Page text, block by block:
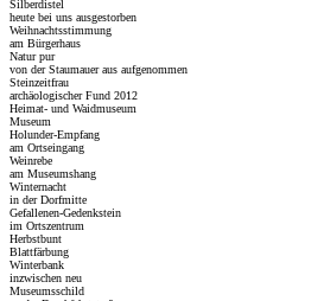
Silberdistel
heute bei uns ausgestorben
Weihnachtsstimmung
am Bürgerhaus
Natur pur
von der Staumauer aus aufgenommen
Steinzeitfrau
archäologischer Fund 2012
Heimat- und Waidmuseum
Museum
Holunder-Empfang
am Ortseingang
Weinrebe
am Museumshang
Winternacht
in der Dorfmitte
Gefallenen-Gedenkstein
im Ortszentrum
Herbstbunt
Blattfärbung
Winterbank
inzwischen neu
Museumsschild